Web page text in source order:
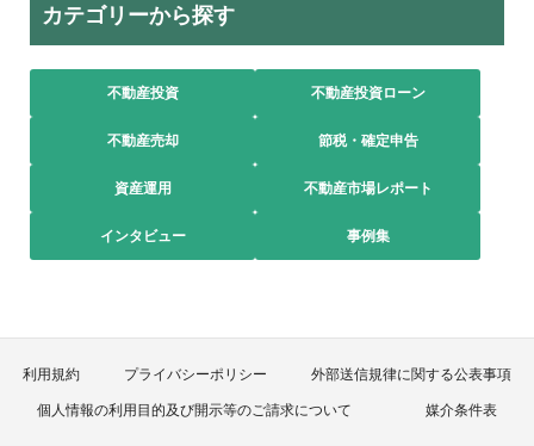
カテゴリーから探す
不動産投資 不動産投資ローン
不動産売却 節税・確定申告
資産運用 不動産市場レポート
インタビュー 事例集
利用規約 プライバシーポリシー 外部送信規律に関する公表事項
個人情報の利用目的及び開示等のご請求について 媒介条件表